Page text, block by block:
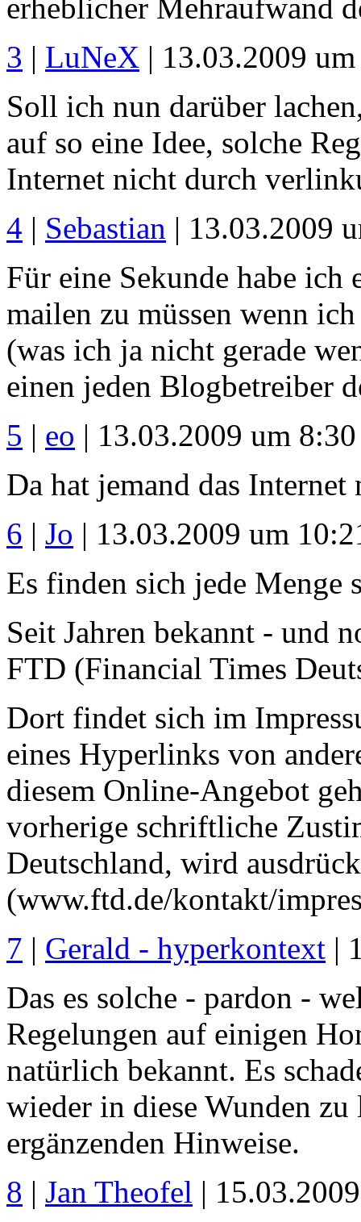
erheblicher Mehraufwand
3 | LuNeX | 13.03.2009
Soll ich nun darüber
auf so eine Idee, solche
Internet nicht durch
4 | Sebastian | 13.03.2009
Für eine Sekunde habe ich
mailen zu müssen wenn
(was ich ja nicht gerade
einen jeden Blogbetreiber
5 | eo | 13.03.2009 um 8:30
Da hat jemand das Internet
6 | Jo | 13.03.2009 um
Es finden sich jede Menge
Seit Jahren bekannt - und
FTD (Financial Times
Dort findet sich im
eines Hyperlinks von
diesem Online-Angebot
vorherige schriftliche
Deutschland, wird
(www.ftd.de/kontakt/
7 | Gerald - hyperkontext |
Das es solche - pardon -
Regelungen auf einigen
natürlich bekannt. Es
wieder in diese Wunden
ergänzenden Hinweise.
8 | Jan Theofel |